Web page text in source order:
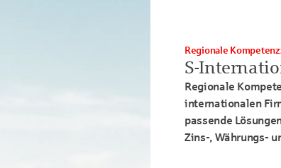
S-
Regionale
Regionale
internationalen
passende
Zins-, Währungs-